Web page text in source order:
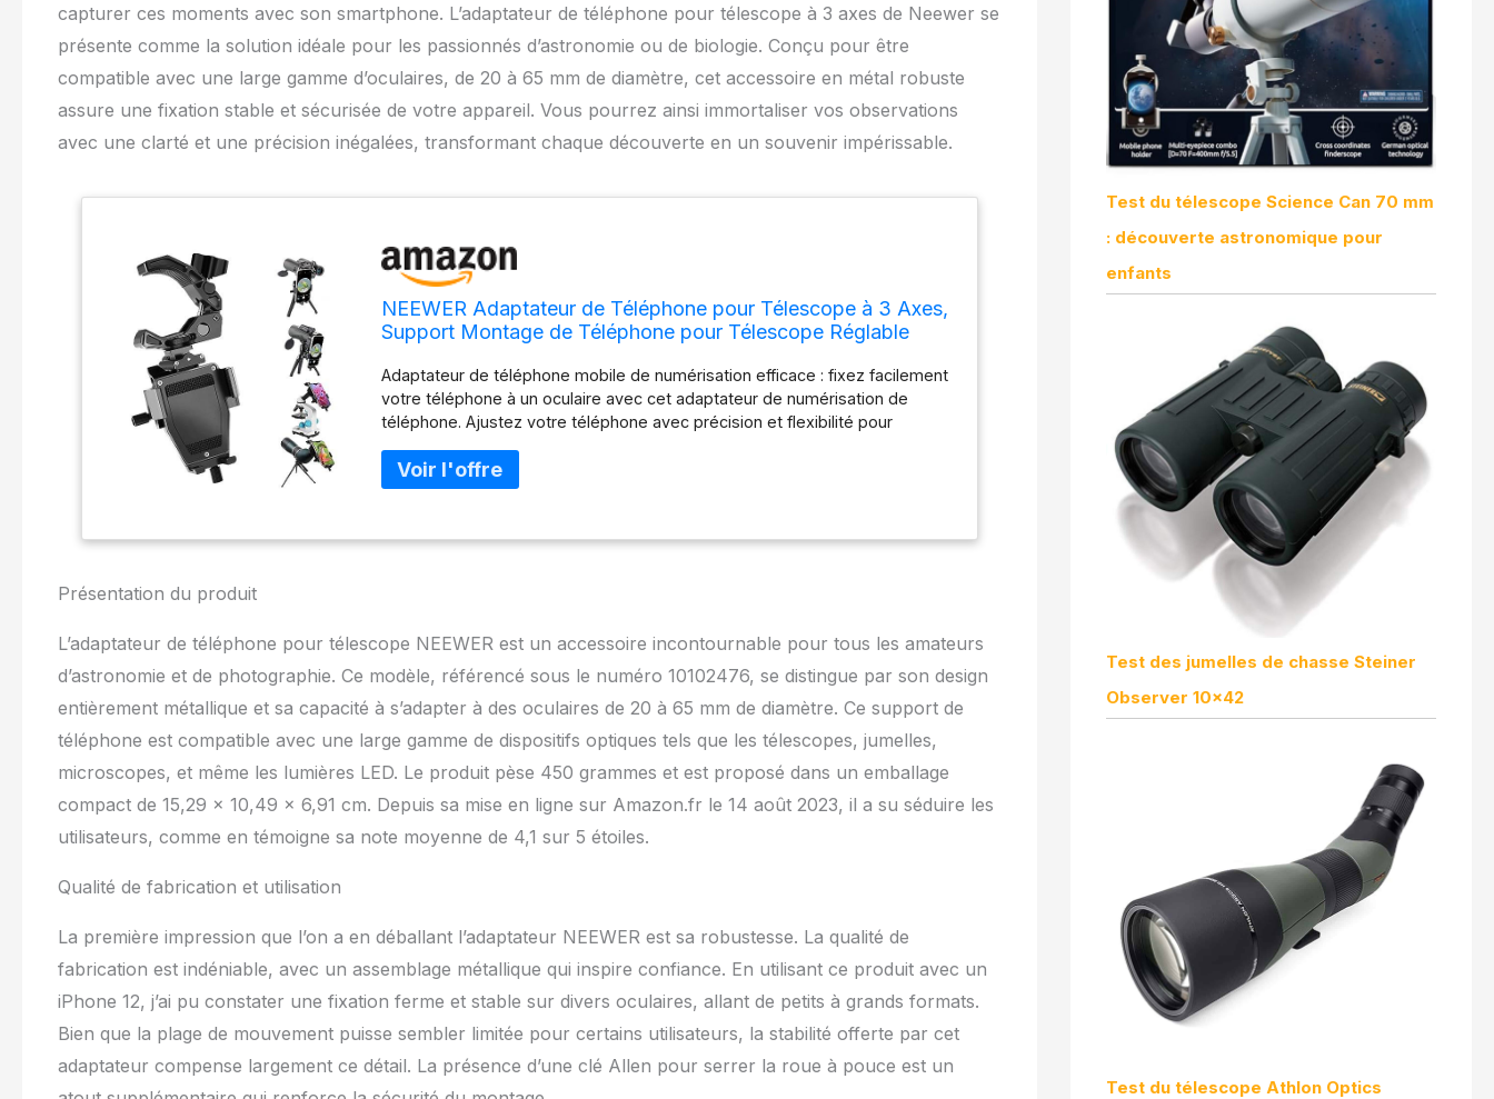
capturer ces moments avec son smartphone. L’adaptateur de téléphone pour télescope à 3 axes de Neewer se
présente comme la solution idéale pour les passionnés d’astronomie ou de biologie. Conçu pour être
compatible avec une large gamme d’oculaires, de 20 à 65 mm de diamètre, cet accessoire en métal robuste
assure une fixation stable et sécurisée de votre appareil. Vous pourrez ainsi immortaliser vos observations
avec une clarté et une précision inégalées, transformant chaque découverte en un souvenir impérissable.
NEEWER Adaptateur de Téléphone pour Télescope à 3 Axes,
Support Montage de Téléphone pour Télescope Réglable
Microscopes, Lumières LED, SP-05
Adaptateur de téléphone mobile de numérisation efficace : fixez facilement
votre téléphone à un oculaire avec cet adaptateur de numérisation de
téléphone. Ajustez votre téléphone avec précision et flexibilité pour
l'oculaire Réglage des axes X, Y et Z : alignez votre téléphone dans toutes
les directions vers le haut, le bas, la gauche, la droite et même de l'avant
stables pour observer les étoiles, l'observation des oiseaux, etc Super
des trous filetés de 1/4" et 3/8" et des trous de positionnement pour
connecter des lumières de remplissage LED, des microphones et plus
encore, ainsi qu'avec une vis inférieure de 1/4" pour la fixation à un
pour téléphone portable : le support de téléphone portable réglable de 6,5
à 9,5 cm est compatible avec l'iPhone Samsung Galaxy Note Google Pixel
Huawei et permet une commutation verticale et horizontale sans à-coups,
avec coussinets en caoutchouc antidérapants pour une fixation sûre pour
des films sans tremblement Robuste et portable : cet adaptateur de
effort. Avec un poids de seulement 300 g, le design compact se glisse
facilement dans votre poche ou votre sac à dos, de sorte que vous pouvez
facilement capturer chaque beau moment avec votre téléphone
Présentation du produit
L’adaptateur de téléphone pour télescope NEEWER est un accessoire incontournable pour tous les amateurs
d’astronomie et de photographie. Ce modèle, référencé sous le numéro 10102476, se distingue par son design
entièrement métallique et sa capacité à s’adapter à des oculaires de 20 à 65 mm de diamètre. Ce support de
téléphone est compatible avec une large gamme de dispositifs optiques tels que les télescopes, jumelles,
microscopes, et même les lumières LED. Le produit pèse 450 grammes et est proposé dans un emballage
compact de 15,29 x 10,49 x 6,91 cm. Depuis sa mise en ligne sur Amazon.fr le 14 août 2023, il a su séduire les
utilisateurs, comme en témoigne sa note moyenne de 4,1 sur 5 étoiles.
Qualité de fabrication et utilisation
La première impression que l’on a en déballant l’adaptateur NEEWER est sa robustesse. La qualité de
fabrication est indéniable, avec un assemblage métallique qui inspire confiance. En utilisant ce produit avec un
iPhone 12, j’ai pu constater une fixation ferme et stable sur divers oculaires, allant de petits à grands formats.
Bien que la plage de mouvement puisse sembler limitée pour certains utilisateurs, la stabilité offerte par cet
adaptateur compense largement ce détail. La présence d’une clé Allen pour serrer la roue à pouce est un
Test du télescope Science Can 70 mm
: découverte astronomique pour
enfants
Test des jumelles de chasse Steiner
Observer 10×42
Test du télescope Athlon Optics